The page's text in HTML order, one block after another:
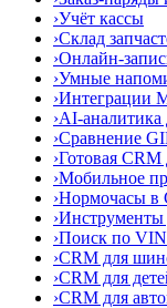
›Учёт кассы
›Склад
›Онлайн-
›Умные
›Интеграции
›AI-
›Сравнение
›Готовая CRM
›Мобильное
›Нормочасы в
›Инструменты
›Поиск по VIN
›CRM для
›CRM для
›CRM для